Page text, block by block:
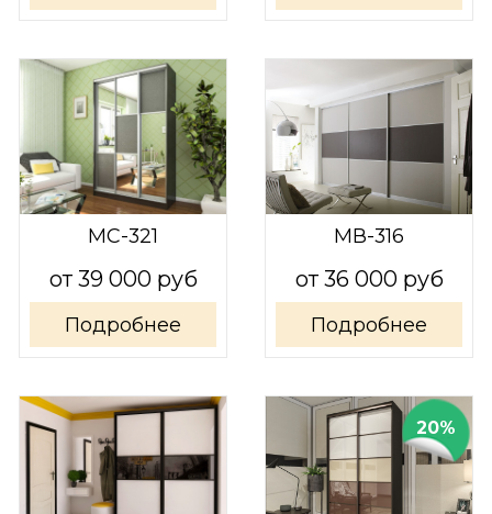
МС-321
Подробнее
от 39 000 руб
МВ-316
Подробнее
от 36 000 руб
20%